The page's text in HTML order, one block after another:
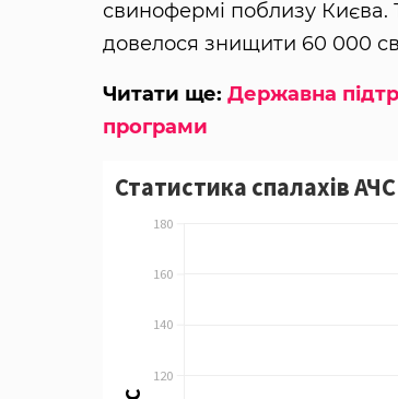
свинофермі поблизу Києва.
довелося знищити 60 000
Читати ще: Державна
програми